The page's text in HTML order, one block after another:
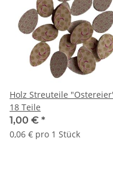
Holz Streuteile
18 Teile
1,00 € *
0,06 € pro 1 Stück